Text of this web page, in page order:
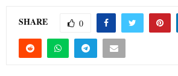
SHARE 0